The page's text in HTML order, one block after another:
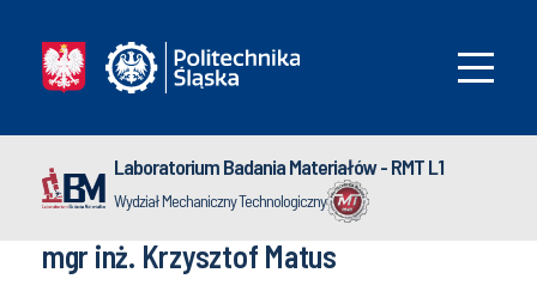
Laboratorium Badania Materiałów - RMT L1
Wydział Mechaniczny Technologiczny
mgr inż. Krzysztof Matus